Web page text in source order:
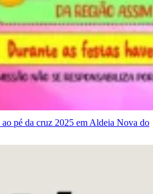
ao pé da cruz 2025 em Aldeia Nova do